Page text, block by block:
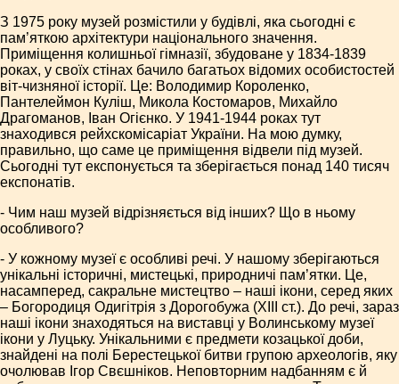
З 1975 року музей розмістили у будівлі, яка сьогодні є
пам’яткою архітектури національного значення.
Приміщення колишньої гімназії, збудоване у 1834-1839
роках, у своїх стінах бачило багатьох відомих особистостей
віт-чизняної історії. Це: Володимир Короленко,
Пантелеймон Куліш, Микола Костомаров, Михайло
Драгоманов, Іван Огієнко. У 1941-1944 роках тут
знаходився рейхскомісаріат України. На мою думку,
правильно, що саме це приміщення відвели під музей.
Сьогодні тут експонується та зберігається понад 140 тисяч
експонатів.
- Чим наш музей відрізняється від інших? Що в ньому
особливого?
- У кожному музеї є особливі речі. У нашому зберігаються
унікальні історичні, мистецькі, природничі пам’ятки. Це,
насамперед, сакральне мистецтво – наші ікони, серед яких
– Богородиця Одигітрія з Дорогобужа (ХІІІ ст.). До речі, зараз
наші ікони знаходяться на виставці у Волинському музеї
ікони у Луцьку. Унікальними є предмети козацької доби,
знайдені на полі Берестецької битви групою археологів, яку
очолював Ігор Свєшніков. Неповторним надбанням є й